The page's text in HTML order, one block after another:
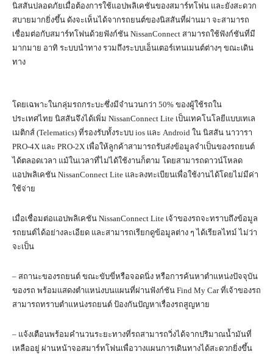
นิสสันปลอดภัยเมื่อต้องการใช้แอปพลิเคชันของสมาร์ทโฟน และยังสะดวก
สบายมากยิ่งขึ้น ดังจะเห็นได้จากรถยนต์ของนิสสันที่ผ่านมา จะสามารถ
เชื่อมต่อกับสมาร์ทโฟนด้วยฟังก์ชัน NissanConnect สามารถใช้ฟังก์ชันที่มี
มากมาย อาทิ ระบบนำทาง รวมถึงระบบเอ็นเตอร์เทนเมนต์ต่างๆ ขณะเดิน
ทาง
โดยเฉพาะในกลุ่มรถกระบะซึ่งมีจำนวนกว่า 50% ของผู้ใช้รถใน
ประเทศไทย นิสสันจึงได้เพิ่ม NissanConnect Lite เป็นเทคโนโลยีแบบเทเล
เมติกส์ (Telematics) ที่รองรับทั้งระบบ ios และ Android ใน นิสสัน นาวารา
PRO-4X และ PRO-2X เพื่อให้ลูกค้าสามารถรับส่งข้อมูลจำเป็นของรถยนต์
ได้ตลอดเวลา แม้ในเวลาที่ไม่ได้ใช้งานก็ตาม โดยสามารถดาวน์โหลด
แอปพลิเคชัน NissanConnect Lite และลงทะเบียนเพื่อใช้งานได้โดยไม่มีค่า
ใช้จ่าย
เมื่อเชื่อมต่อแอปพลิเคชัน NissanConnect Lite เจ้าของรถจะทราบถึงข้อมูล
รถยนต์ได้อย่างละเอียด และสามารถเรียกดูข้อมูลต่าง ๆ ได้เรียลไทม์ ไม่ว่า
จะเป็น
– สถานะของรถยนต์ ขณะขับขี่หรือจอดนิ่ง หรือการค้นหาตำแหน่งปัจจุบัน
ของรถ พร้อมแสดงตำแหน่งบนแผนที่ผ่านฟังก์ชัน Find My Car ที่เจ้าของรถ
สามารถทราบตำแหน่งรถยนต์ ป้องกันปัญหาเรื่องรถสูญหาย
– แจ้งเตือนพร้อมคำนวนระยะทางที่รถสามารถวิ่งได้จากปริมาณน้ำมันที่
เหลืออยู่ ผ่านหน้าจอสมาร์ทโฟนเพื่อวางแผนการเดินทางได้สะดวกยิ่งขึ้น